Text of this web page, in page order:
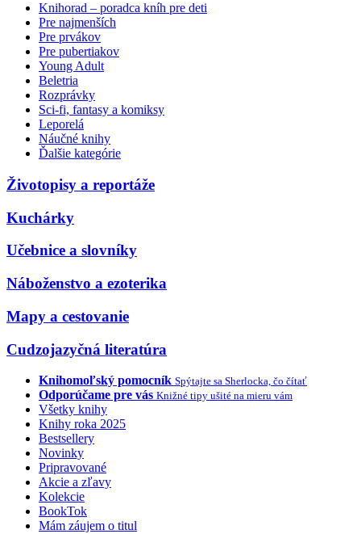
Knihorad – poradca kníh pre deti
Pre najmenších
Pre prvákov
Pre pubertiakov
Young Adult
Beletria
Rozprávky
Sci-fi, fantasy a komiksy
Leporelá
Náučné knihy
Ďalšie kategórie
Životopisy a reportáže
Kuchárky
Učebnice a slovníky
Náboženstvo a ezoterika
Mapy a cestovanie
Cudzojazyčná literatúra
Knihomoľský pomocník Spýtajte sa Sherlocka, čo čítať
Odporúčame pre vás Knižné tipy ušité na mieru vám
Všetky knihy
Knihy roka 2025
Bestsellery
Novinky
Pripravované
Akcie a zľavy
Kolekcie
BookTok
Mám záujem o titul